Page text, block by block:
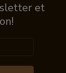
et